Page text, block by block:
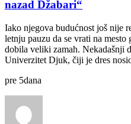
nazad Džabari“
Iako njegova budućnost još nije
letnju pauzu da se vrati na mesto
dobila veliki zamah. Nekadašnji
Univerzitet Djuk, čiji je dres
pre 5dana